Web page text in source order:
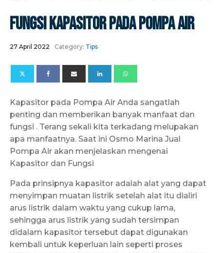
Fungsi Kapasitor Pada Pompa Air
27 April 2022 Category: Tips
Kapasitor pada Pompa Air Anda sangatlah
penting dan memberikan banyak manfaat dan
fungsi . Terang sekali kita terkadang melupakan
apa manfaatnya. Saat ini Osmo Marina Jual
Pompa Air akan menjelaskan mengenai
Kapasitor dan Fungsi
Pada prinsipnya kapasitor adalah alat yang dapat
menyimpan muatan listrik setelah alat itu dialiri
arus listrik dalam waktu yang cukup lama,
sehingga arus listrik yang sudah tersimpan
didalam kapasitor tersebut dapat digunakan
kembali untuk keperluan lain seperti proses